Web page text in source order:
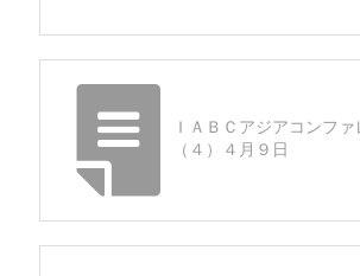
ＩＡＢＣアジアコンフ
（４）４月９日